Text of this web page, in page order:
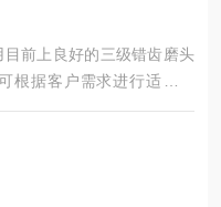
前上良好的三级错齿磨头
根据客户需求进行适当调
的胶体磨，国产胶体磨通
零部件进口，然后在上海
况下，大大降低了设备成